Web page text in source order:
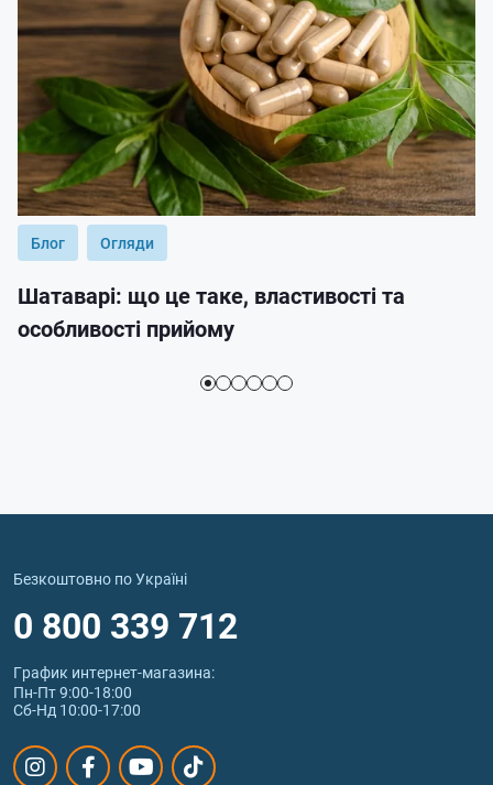
Блог Огляди
Шатаварі: що це таке, властивості та
особливості прийому
Безкоштовно по Україні
0 800 339 712
График интернет‑магазина:
Пн-Пт 9:00-18:00
Сб-Нд 10:00-17:00